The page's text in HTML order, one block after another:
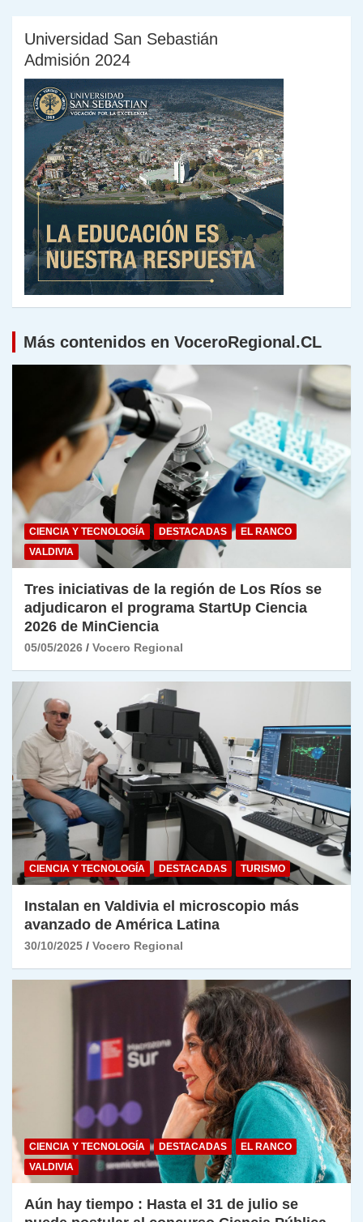
Universidad San Sebastián
Admisión 2024
Más contenidos en VoceroRegional.CL
CIENCIA Y TECNOLOGÍA DESTACADAS
EL RANCO
VALDIVIA
Tres iniciativas de la región de Los Ríos se
adjudicaron el programa StartUp Ciencia
2026 de MinCiencia
05/05/2026 Vocero Regional
CIENCIA Y TECNOLOGÍA DESTACADAS TURISMO
Instalan en Valdivia el microscopio más
avanzado de América Latina
30/10/2025 Vocero Regional
CIENCIA Y TECNOLOGÍA DESTACADAS
EL RANCO
VALDIVIA
Aún hay tiempo : Hasta el 31 de julio se